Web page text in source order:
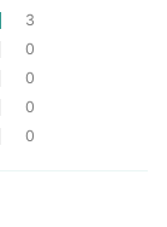
3
0
0
0
0